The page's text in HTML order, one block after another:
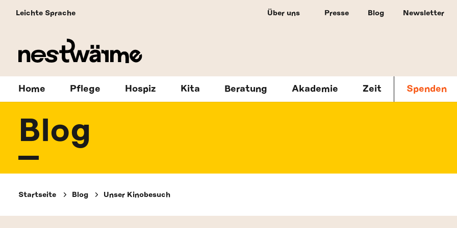
Leichte Sprache Über uns Presse Blog Newsletter
Home Pflege Hospiz Kita Beratung Akademie Zeit Spenden
Blog
Startseite Blog Unser Kinobesuch